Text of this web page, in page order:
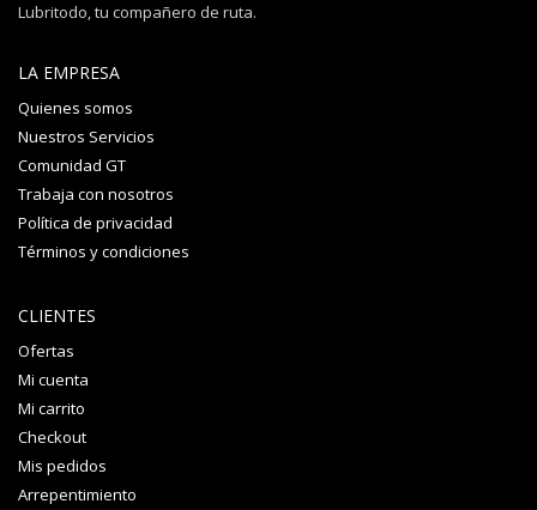
Lubritodo, tu compañero de ruta.
LA EMPRESA
Quienes somos
Nuestros Servicios
Comunidad GT
Trabaja con nosotros
Política de privacidad
Términos y condiciones
CLIENTES
Ofertas
Mi cuenta
Mi carrito
Checkout
Mis pedidos
Arrepentimiento